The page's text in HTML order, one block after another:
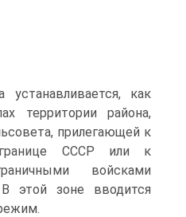
устанавливается, как
территории района,
прилегающей к
границе СССР или к
войсками
этой зоне вводится